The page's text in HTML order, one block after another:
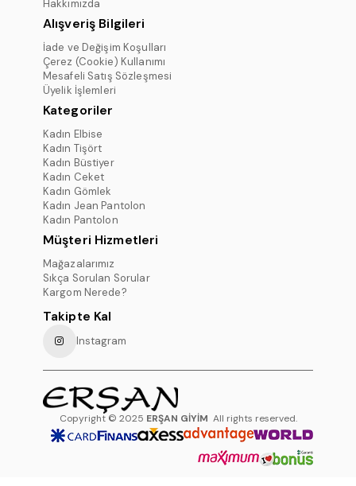
Hakkımızda
Alışveriş Bilgileri
İade ve Değişim Koşulları
Çerez (Cookie) Kullanımı
Mesafeli Satış Sözleşmesi
Üyelik İşlemleri
Kategoriler
Kadın Elbise
Kadın Tişört
Kadın Büstiyer
Kadın Ceket
Kadın Gömlek
Kadın Jean Pantolon
Kadın Pantolon
Müşteri Hizmetleri
Mağazalarımız
Sıkça Sorulan Sorular
Kargom Nerede?
Takipte Kal
Instagram
Copyright © 2025 ERŞAN GİYİM All rights reserved.